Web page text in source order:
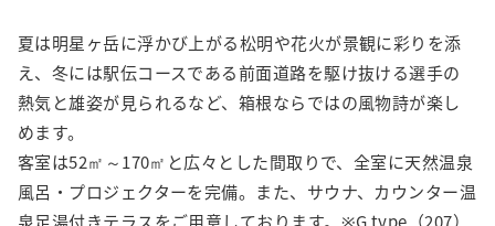
夏は明星ヶ岳に浮かび上がる松明や花火が景観に彩りを添
え、冬には駅伝コースである前面道路を駆け抜ける選手の
熱気と雄姿が見られるなど、箱根ならではの風物詩が楽し
めます。
客室は52㎡～170㎡と広々とした間取りで、全室に天然温泉
風呂・プロジェクターを完備。 また、サウナ、カウンター温
泉足湯付きテラスをご用意しております。※G type（207）